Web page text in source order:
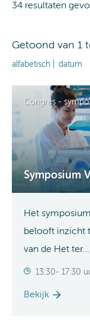
alfabetisch datum
34 resultaten
Getoond van 1
Congres -
Symposium
Het
belooft inzicht
van de Het ter...
13:30- 17:30
Bekijk